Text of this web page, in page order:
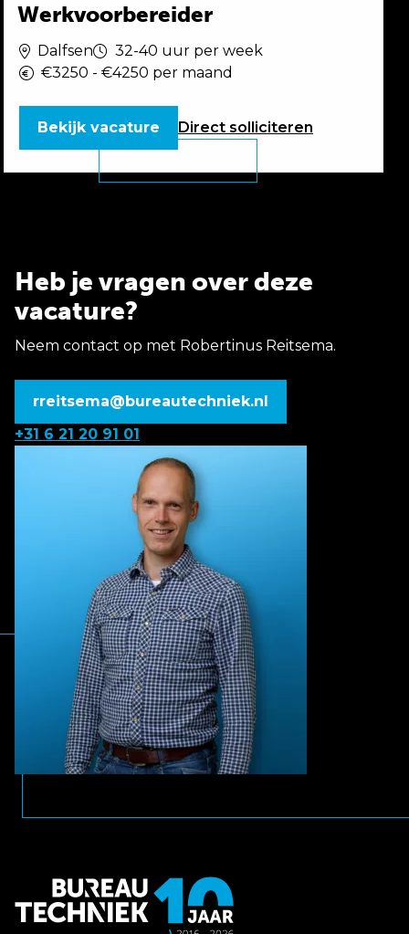
Werkvoorbereider
Dalfsen
32-40 uur per week
€3250 - €4250 per maand
Direct solliciteren
Bekijk vacature
Heb je vragen over deze
vacature?
Neem contact op met Robertinus Reitsema.
rreitsema@bureautechniek.nl
+31 6 21 20 91 01